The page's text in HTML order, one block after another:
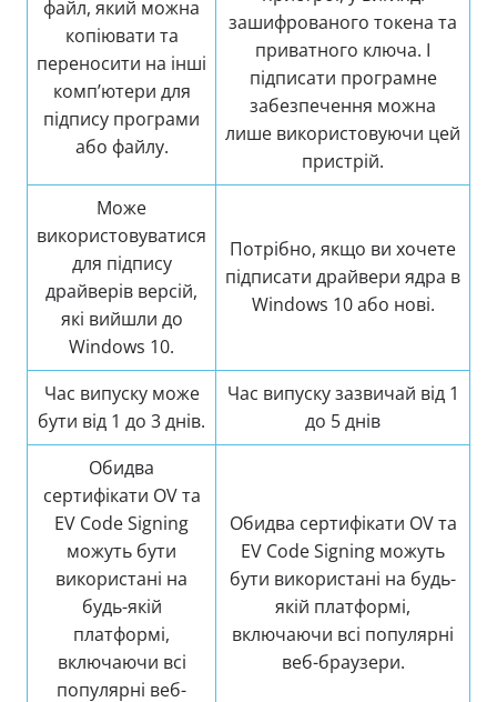
файл, який можна
копіювати та
переносити на інші
комп’ютери для
підпису програми
або файлу.
зашифрованого токена та
приватного ключа. І
підписати програмне
забезпечення можна
лише використовуючи цей
пристрій.
Може
використовуватися
для підпису
драйверів версій,
які вийшли до
Windows 10.
Потрібно, якщо ви хочете
підписати драйвери ядра в
Windows 10 або нові.
Час випуску може
бути від 1 до 3 днів.
Час випуску зазвичай від 1
до 5 днів
Обидва
сертифікати OV та
EV Code Signing
можуть бути
використані на
будь-якій
платформі,
включаючи всі
популярні веб-
Обидва сертифікати OV та
EV Code Signing можуть
бути використані на будь-
якій платформі,
включаючи всі популярні
веб-браузери.